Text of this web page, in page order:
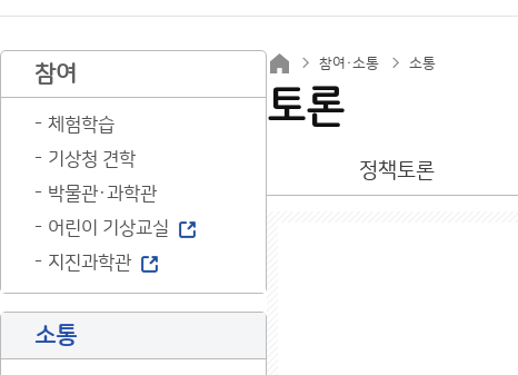
참여
체험학습
기상청 견학
박물관·과학관
어린이 기상교실
지진과학관
소통
참여·소통 소통
토론
정책토론